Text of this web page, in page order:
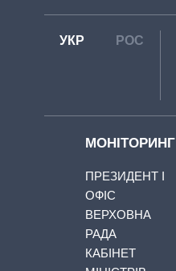
УКР РОС
МОНІТОРИНГ
ПРЕЗИДЕНТ І
ОФІС
ВЕРХОВНА
РАДА
КАБІНЕТ